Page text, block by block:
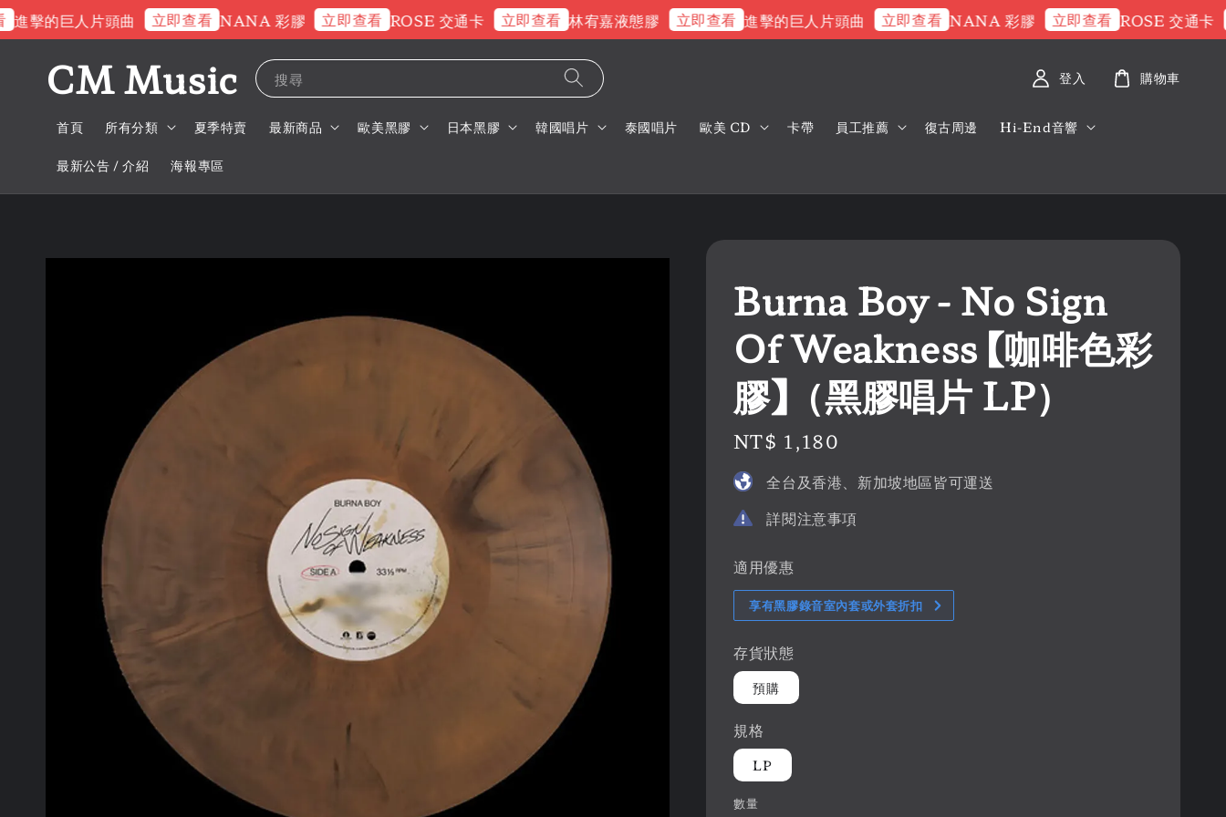
擊的巨人片頭曲 立即查看 NANA 彩膠 立即查看 ROSE 交通卡 立即查看 林宥嘉液態膠 立即查看 進擊的巨人片頭曲 立即查看 NANA 彩膠 立即查看 ROSE 交通卡 立
CM Music 搜尋
首頁 所有分類 夏季特賣 最新商品 歐美黑膠 日本黑膠 韓國唱片 泰國唱片 歐美 CD 卡帶 員工推薦 復古周邊 Hi-End音響
最新公告 / 介紹 海報專區
登入 購物車
Burna Boy - No Sign
Of Weakness 【咖啡色彩
膠】（黑膠唱片 LP）
Regular
price
NT$ 1,180
全台及香港、新加坡地區皆可運送
詳閱注意事項
適用優惠
享有黑膠錄音室內套或外套折扣
存貨狀態
預購
規格
LP
數量